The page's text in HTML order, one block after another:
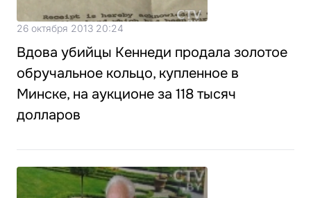
26 октября 2013 20:24
Вдова убийцы Кеннеди продала золотое
обручальное кольцо, купленное в
Минске, на аукционе за 118 тысяч
долларов